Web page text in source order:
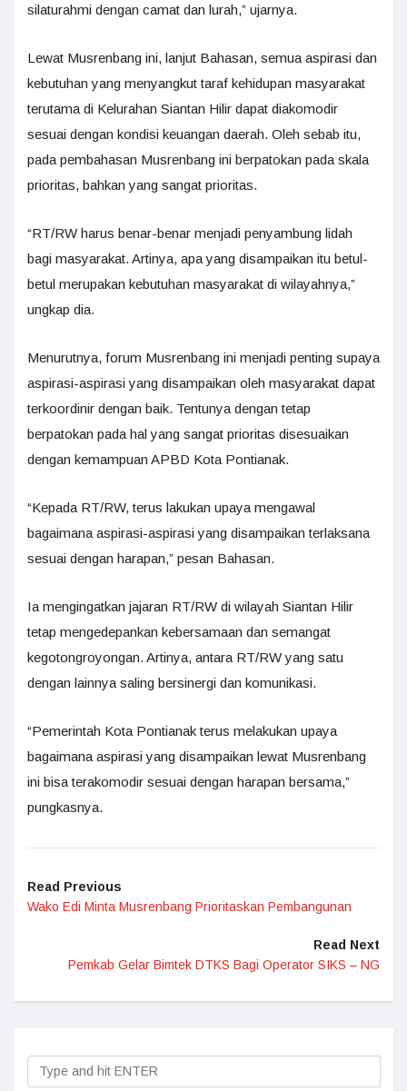
silaturahmi dengan camat dan lurah,” ujarnya.
Lewat Musrenbang ini, lanjut Bahasan, semua aspirasi dan
kebutuhan yang menyangkut taraf kehidupan masyarakat
terutama di Kelurahan Siantan Hilir dapat diakomodir
sesuai dengan kondisi keuangan daerah. Oleh sebab itu,
pada pembahasan Musrenbang ini berpatokan pada skala
prioritas, bahkan yang sangat prioritas.
“RT/RW harus benar-benar menjadi penyambung lidah
bagi masyarakat. Artinya, apa yang disampaikan itu betul-
betul merupakan kebutuhan masyarakat di wilayahnya,”
ungkap dia.
Menurutnya, forum Musrenbang ini menjadi penting supaya
aspirasi-aspirasi yang disampaikan oleh masyarakat dapat
terkoordinir dengan baik. Tentunya dengan tetap
berpatokan pada hal yang sangat prioritas disesuaikan
dengan kemampuan APBD Kota Pontianak.
“Kepada RT/RW, terus lakukan upaya mengawal
bagaimana aspirasi-aspirasi yang disampaikan terlaksana
sesuai dengan harapan,” pesan Bahasan.
Ia mengingatkan jajaran RT/RW di wilayah Siantan Hilir
tetap mengedepankan kebersamaan dan semangat
kegotongroyongan. Artinya, antara RT/RW yang satu
dengan lainnya saling bersinergi dan komunikasi.
“Pemerintah Kota Pontianak terus melakukan upaya
bagaimana aspirasi yang disampaikan lewat Musrenbang
ini bisa terakomodir sesuai dengan harapan bersama,”
pungkasnya.
Read Previous
Wako Edi Minta Musrenbang Prioritaskan Pembangunan
Read Next
Pemkab Gelar Bimtek DTKS Bagi Operator SIKS – NG